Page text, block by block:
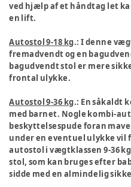
ved hjælp af et håndtag let
en lift.
Autostol 9-18 kg.: I denne
fremadvendt og en
bagudvendt stol er mere
frontal ulykke.
Autostol 9-36 kg.: En såkaldt
med barnet. Nogle kombi-
beskyttelsespude foran
under en eventuel ulykke vil
autostol i vægtklassen 9-36
stol, som kan bruges efter
sidde med en almindelig